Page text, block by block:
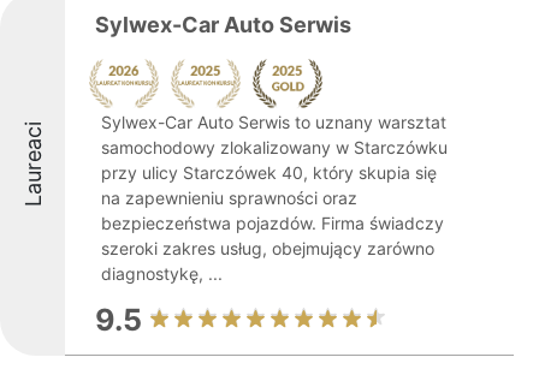
Laureaci
Sylwex-Car Auto Serwis
Sylwex-Car Auto Serwis to uznany warsztat
samochodowy zlokalizowany w Starczówku
przy ulicy Starczówek 40, który skupia się
na zapewnieniu sprawności oraz
bezpieczeństwa pojazdów. Firma świadczy
szeroki zakres usług, obejmujący zarówno
diagnostykę, ...
9.5